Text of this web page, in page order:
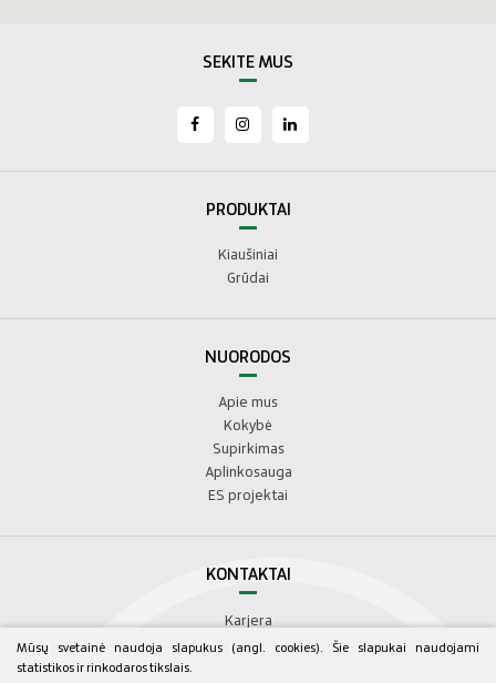
SEKITE MUS
PRODUKTAI
Kiaušiniai
Grūdai
NUORODOS
Apie mus
Kokybė
Supirkimas
Aplinkosauga
ES projektai
KONTAKTAI
Karjera
Kontaktai
Mūsų svetainė naudoja slapukus (angl. cookies). Šie slapukai naudojami
statistikos ir rinkodaros tikslais.